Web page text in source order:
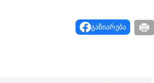
გაზიარება